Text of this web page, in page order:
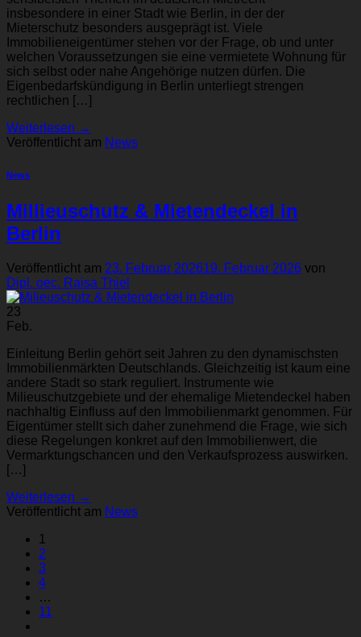
insbesondere in einer Stadt wie Berlin, in der der
Mieterschutz besonders ausgeprägt ist. Viele
Immobilieneigentümer stehen vor der Frage, ob und unter
welchen Voraussetzungen sie eine vermietete Wohnung für
sich selbst oder nahe Angehörige nutzen dürfen. Die
Eigenbedarfskündigung in Berlin unterliegt strengen
rechtlichen […]
Weiterlesen →
Veröffentlicht am News
News
Millieuschutz & Mietendeckel in
Berlin
Veröffentlicht am 23. Februar 202619. Februar 2026 von
Dipl. oec. Raisa Thiel
23
Feb.
Einleitung Berlin gehört seit Jahren zu den dynamischsten
Immobilienmärkten Deutschlands. Gleichzeitig ist kaum eine
andere Stadt so stark reguliert. Instrumente wie
Milieuschutzgebiete und der ehemalige Mietendeckel haben
nachhaltig Einfluss auf den Immobilienmarkt genommen. Für
Eigentümer stellt sich daher zunehmend die Frage, wie sich
diese Regelungen konkret auf den Immobilienwert, die
Vermarktungschancen und den Verkaufsprozess auswirken.
[…]
Weiterlesen →
Veröffentlicht am News
1
2
3
4
…
11